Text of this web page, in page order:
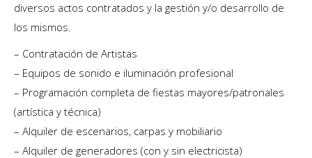
diversos actos contratados y la gestión y/o desarrollo de
los mismos.
– Contratación de Artistas
– Equipos de sonido e iluminación profesional
– Programación completa de fiestas mayores/patronales
(artística y técnica)
– Alquiler de escenarios, carpas y mobiliario
– Alquiler de generadores (con y sin electricista)